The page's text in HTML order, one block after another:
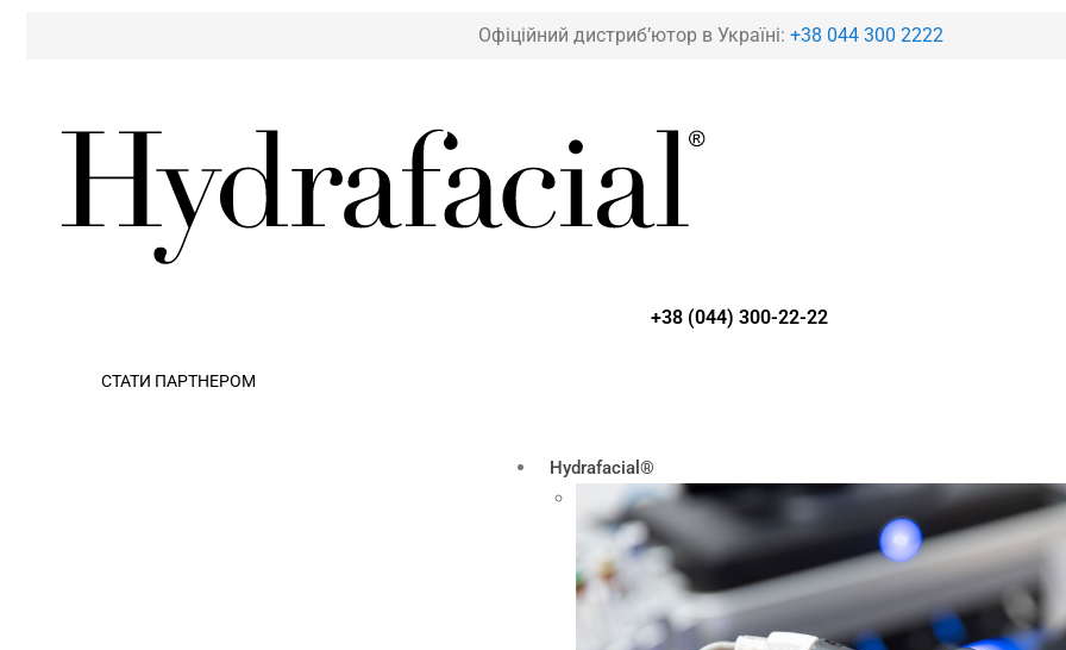
Офіційний дистриб’ютор в Україні: +38 044 300 2222
+38 (044) 300-22-22
СТАТИ ПАРТНЕРОМ
Hydrafacial®